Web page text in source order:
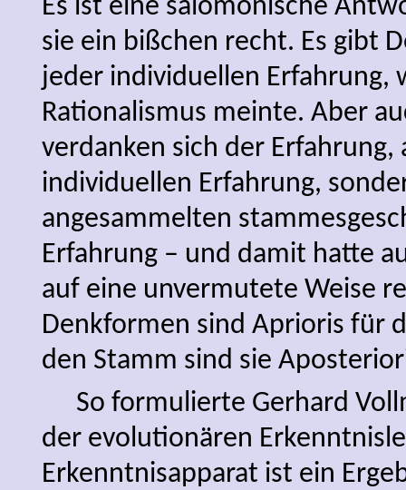
Es ist eine salomonische
sie ein bißchen recht. Es gibt
jeder individuellen Erfahrung,
Rationalismus meinte. Aber
verdanken sich der
individuellen Erfahrung,
angesammelten
Erfahrung – und damit hatte
auf eine unvermutete Weise
Denkformen sind Aprioris für
den Stamm sind sie
So formulierte Gerhard
der evolutionären
Erkenntnisapparat ist ein